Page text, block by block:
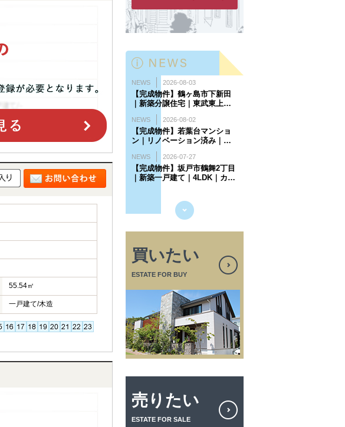
55.54㎡
一戸建て/木造
買いたい
ESTATE FOR BUY
売りたい
ESTATE FOR SALE